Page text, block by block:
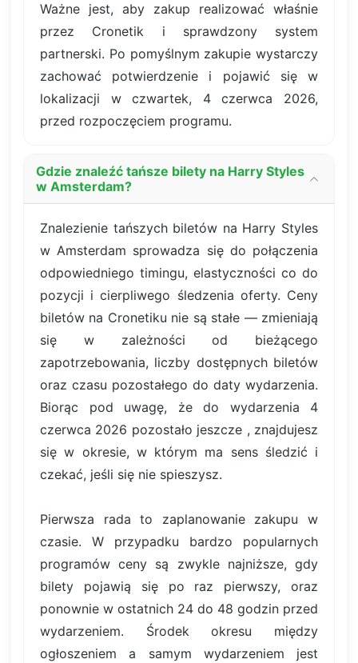
Ważne jest, aby zakup realizować właśnie
przez Cronetik i sprawdzony system
partnerski. Po pomyślnym zakupie wystarczy
zachować potwierdzenie i pojawić się w
lokalizacji w czwartek, 4 czerwca 2026,
przed rozpoczęciem programu.
Gdzie znaleźć tańsze bilety na Harry Styles
w Amsterdam?
Znalezienie tańszych biletów na Harry Styles
w Amsterdam sprowadza się do połączenia
odpowiedniego timingu, elastyczności co do
pozycji i cierpliwego śledzenia oferty. Ceny
biletów na Cronetiku nie są stałe — zmieniają
się w zależności od bieżącego
zapotrzebowania, liczby dostępnych biletów
oraz czasu pozostałego do daty wydarzenia.
Biorąc pod uwagę, że do wydarzenia 4
czerwca 2026 pozostało jeszcze , znajdujesz
się w okresie, w którym ma sens śledzić i
czekać, jeśli się nie spieszysz.
Pierwsza rada to zaplanowanie zakupu w
czasie. W przypadku bardzo popularnych
programów ceny są zwykle najniższe, gdy
bilety pojawią się po raz pierwszy, oraz
ponownie w ostatnich 24 do 48 godzin przed
wydarzeniem. Środek okresu między
ogłoszeniem a samym wydarzeniem jest